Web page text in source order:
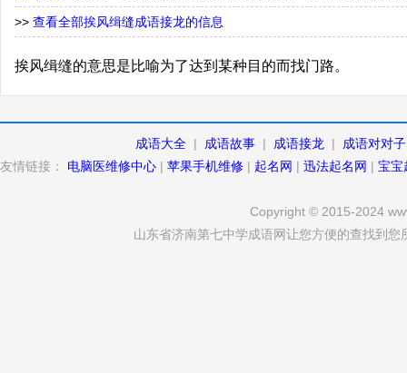
>> 查看全部挨风缉缝成语接龙的信息
挨风缉缝的意思是比喻为了达到某种目的而找门路。
成语大全 | 成语故事 | 成语接龙 |
成语对对子
友情链接：
电脑医维修中心 | 苹果手机维修 | 起名网 | 迅法起名网 | 宝宝
Copyright © 2015-2024
山东省济南第七中学成语网让您方便的查找到您